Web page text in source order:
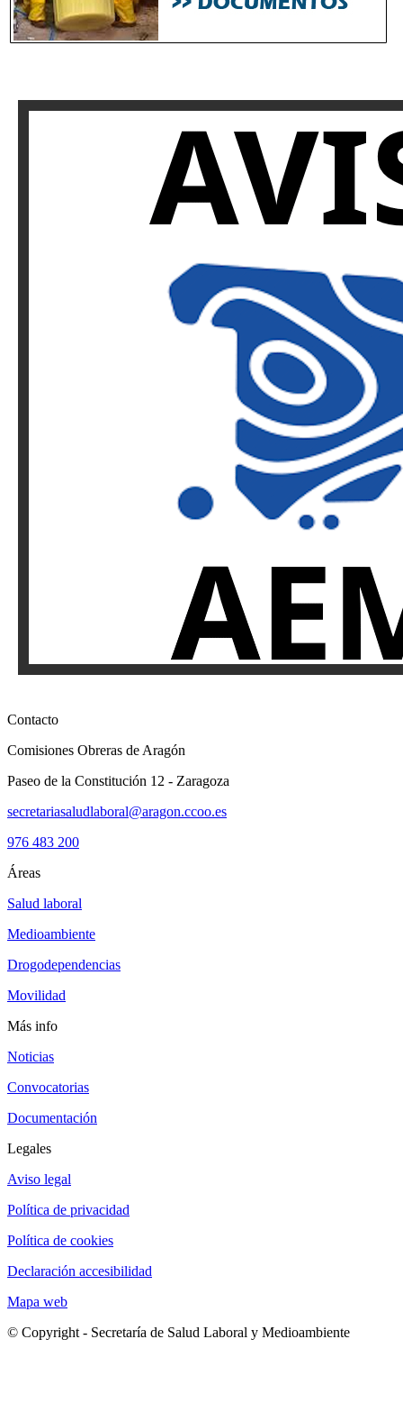
Contacto
Comisiones Obreras de Aragón
Paseo de la Constitución 12 - Zaragoza
secretariasaludlaboral@aragon.ccoo.es
976 483 200
Áreas
Salud laboral
Medioambiente
Drogodependencias
Movilidad
Más info
Noticias
Convocatorias
Documentación
Legales
Aviso legal
Política de privacidad
Política de cookies
Declaración accesibilidad
Mapa web
© Copyright - Secretaría de Salud Laboral y Medioambiente